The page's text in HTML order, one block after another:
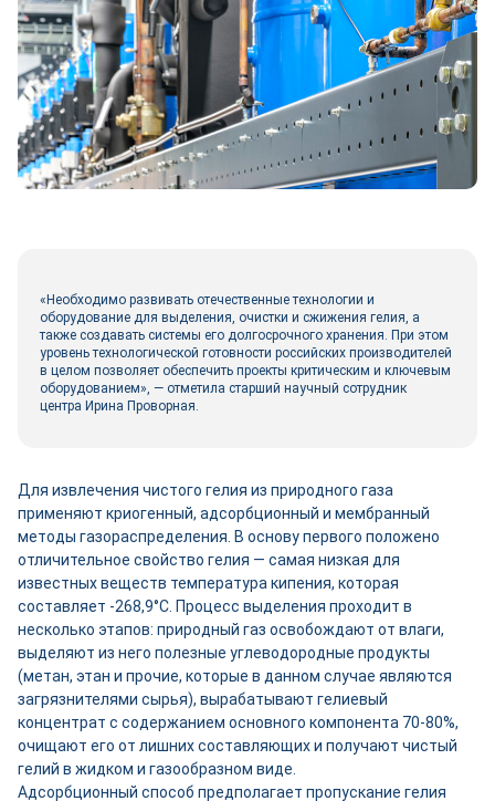
«Необходимо развивать отечественные технологии и
оборудование для выделения, очистки и сжижения гелия, а
также создавать системы его долгосрочного хранения. При этом
уровень технологической готовности российских производителей
в целом позволяет обеспечить проекты критическим и ключевым
оборудованием», — отметила старший научный сотрудник
центра Ирина Проворная.
Для извлечения чистого гелия из природного газа
применяют криогенный, адсорбционный и мембранный
методы газораспределения. В основу первого положено
отличительное свойство гелия — самая низкая для
известных веществ температура кипения, которая
составляет -268,9°C. Процесс выделения проходит в
несколько этапов: природный газ освобождают от влаги,
выделяют из него полезные углеводородные продукты
(метан, этан и прочие, которые в данном случае являются
загрязнителями сырья), вырабатывают гелиевый
концентрат с содержанием основного компонента 70-80%,
очищают его от лишних составляющих и получают чистый
гелий в жидком и газообразном виде.
Адсорбционный способ предполагает пропускание гелия